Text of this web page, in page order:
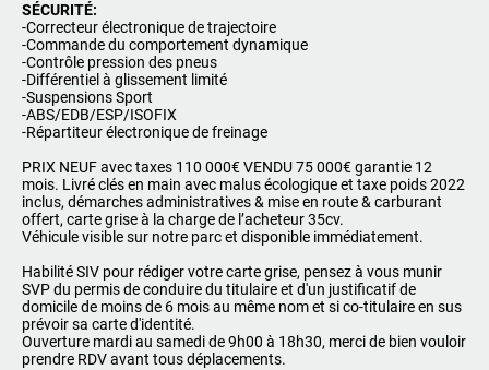
SÉCURITÉ:
-Correcteur électronique de trajectoire
-Commande du comportement dynamique
-Contrôle pression des pneus
-Différentiel à glissement limité
-Suspensions Sport
-ABS/EDB/ESP/ISOFIX
-Répartiteur électronique de freinage
PRIX NEUF avec taxes 110 000€ VENDU 75 000€ garantie 12
mois. Livré clés en main avec malus écologique et taxe poids 2022
inclus, démarches administratives & mise en route & carburant
offert, carte grise à la charge de l’acheteur 35cv.
Véhicule visible sur notre parc et disponible immédiatement.
Habilité SIV pour rédiger votre carte grise, pensez à vous munir
SVP du permis de conduire du titulaire et d'un justificatif de
domicile de moins de 6 mois au même nom et si co-titulaire en sus
prévoir sa carte d'identité.
Ouverture mardi au samedi de 9h00 à 18h30, merci de bien vouloir
prendre RDV avant tous déplacements.